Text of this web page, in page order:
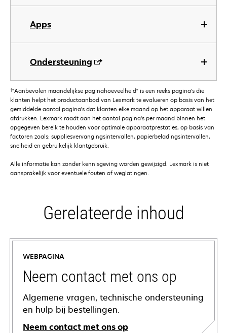
Apps
Ondersteuning
†"Aanbevolen maandelijkse paginahoeveelheid" is een reeks pagina's die
klanten helpt het productaanbod van Lexmark te evalueren op basis van het
gemiddelde aantal pagina's dat klanten elke maand op het apparaat willen
afdrukken. Lexmark raadt aan het aantal pagina's per maand binnen het
opgegeven bereik te houden voor optimale apparaatprestaties, op basis van
factoren zoals: suppliesvervangingsintervallen, papierbeladingsintervallen,
snelheid en gebruikelijk klantgebruik.
Alle informatie kan zonder kennisgeving worden gewijzigd. Lexmark is niet
aansprakelijk voor eventuele fouten of weglatingen.
Gerelateerde inhoud
WEBPAGINA
Neem contact met ons op
Algemene vragen, technische ondersteuning
en hulp bij bestellingen.
Neem contact met ons op